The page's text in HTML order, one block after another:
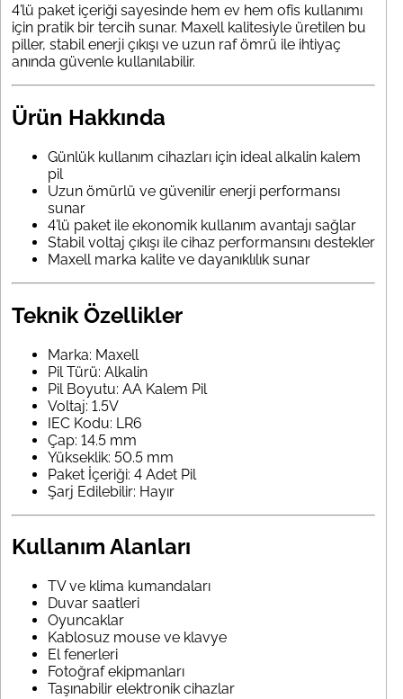
4’lü paket içeriği sayesinde hem ev hem ofis kullanımı
için pratik bir tercih sunar. Maxell kalitesiyle üretilen bu
piller, stabil enerji çıkışı ve uzun raf ömrü ile ihtiyaç
anında güvenle kullanılabilir.
Ürün Hakkında
Günlük kullanım cihazları için ideal alkalin kalem
pil
Uzun ömürlü ve güvenilir enerji performansı
sunar
4’lü paket ile ekonomik kullanım avantajı sağlar
Stabil voltaj çıkışı ile cihaz performansını destekler
Maxell marka kalite ve dayanıklılık sunar
Teknik Özellikler
Marka: Maxell
Pil Türü: Alkalin
Pil Boyutu: AA Kalem Pil
Voltaj: 1.5V
IEC Kodu: LR6
Çap: 14.5 mm
Yükseklik: 50.5 mm
Paket İçeriği: 4 Adet Pil
Şarj Edilebilir: Hayır
Kullanım Alanları
TV ve klima kumandaları
Duvar saatleri
Oyuncaklar
Kablosuz mouse ve klavye
El fenerleri
Fotoğraf ekipmanları
Taşınabilir elektronik cihazlar